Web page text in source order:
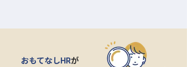
おもてなしHRが